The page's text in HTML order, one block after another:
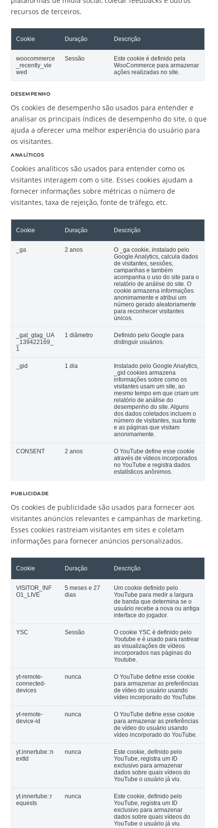
recursos de terceiros.
Cookie Duração Descrição
woocommerce
_recently_vie
wed
Sessão
Este cookie é definido pela
WooCommerce para armazenar
ações realizadas no site.
DESEMPENHO
Os cookies de desempenho são usados para entender e
analisar os principais índices de desempenho do site, o que
ajuda a oferecer uma melhor experiência do usuário para
os visitantes.
ANALÍTICOS
Cookies analíticos são usados para entender como os
visitantes interagem com o site. Esses cookies ajudam a
fornecer informações sobre métricas o número de
visitantes, taxa de rejeição, fonte de tráfego, etc.
Cookie Duração Descrição
_ga 2 anos
O _ga cookie, instalado pelo
Google Analytics, calcula dados
de visitantes, sessões,
campanhas e também
acompanha o uso do site para o
relatório de análise do site. O
cookie armazena informações
anonimamente e atribui um
número gerado aleatoriamente
para reconhecer visitantes
únicos.
_gat_gtag_UA
_139422169_
1
1 diâmetro
Definido pelo Google para
distinguir usuários.
_gid 1 dia
Instalado pelo Google Analytics,
_gid cookies armazena
informações sobre como os
visitantes usam um site, ao
mesmo tempo em que criam um
relatório de análise do
desempenho do site. Alguns
dos dados coletados incluem o
número de visitantes, sua fonte
e as páginas que visitam
anonimamente.
CONSENT 2 anos
O YouTube define esse cookie
através de vídeos incorporados
no YouTube e registra dados
estatísticos anônimos.
PUBLICIDADE
Os cookies de publicidade são usados para fornecer aos
visitantes anúncios relevantes e campanhas de marketing.
Esses cookies rastreiam visitantes em sites e coletam
informações para fornecer anúncios personalizados.
Cookie Duração Descrição
VISITOR_INF
O1_LIVE
5 meses e 27
dias
Um cookie definido pelo
YouTube para medir a largura
de banda que determina se o
usuário recebe a nova ou antiga
interface do jogador.
YSC Sessão
O cookie YSC é definido pelo
Youtube e é usado para rastrear
as visualizações de vídeos
incorporados nas páginas do
Youtube.
yt-remote-
connected-
devices
nunca
O YouTube define esse cookie
para armazenar as preferências
de vídeo do usuário usando
vídeo incorporado do YouTube.
yt-remote-
device-id
nunca
O YouTube define esse cookie
para armazenar as preferências
de vídeo do usuário usando
vídeo incorporado do YouTube.
yt.innertube::n
extId
nunca
Este cookie, definido pelo
YouTube, registra um ID
exclusivo para armazenar
dados sobre quais vídeos do
YouTube o usuário já viu.
yt.innertube::r
equests
nunca
Este cookie, definido pelo
YouTube, registra um ID
exclusivo para armazenar
dados sobre quais vídeos do
YouTube o usuário já viu.